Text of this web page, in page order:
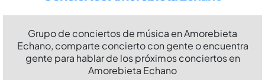
Grupo de conciertos de música en Amorebieta
Echano, comparte concierto con gente o encuentra
gente para hablar de los próximos conciertos en
Amorebieta Echano